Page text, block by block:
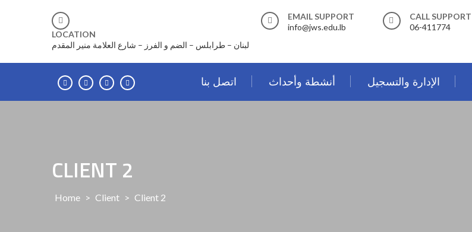
LOCATION
لبنان – طرابلس – الضم و الفرز – شارع العلامة منير المقدم
EMAIL SUPPORT
info@jws.edu.lb
CALL SUPPORT
06-411774
اتصل بنا أنشطة وأحداث الإدارة والتسجيل
CLIENT 2
Home > Client > Client 2